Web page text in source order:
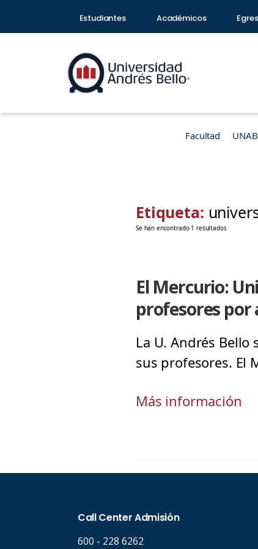
Estudiantes Académicos
Facultad
Etiqueta:
Se han encontrado 1 resultados
El Mercurio:
profesores por
La U. Andrés
sus profesores. El
Más información